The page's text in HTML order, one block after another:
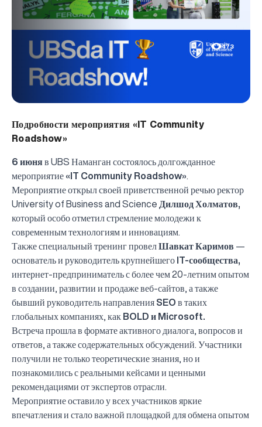
473
Подробности мероприятия «IT Community
Roadshow»
6 июняв UBS Наманган состоялось долгожданное
мероприятие «IT Community Roadshow»
Мероприятие открыл своей приветственной речью ректор
University of Business and Science Дилшод Холматов,
который особо отметил стремление молодежи к
современным технологиям и инновациям.
Также специальный тренинг провелШавкат Каримов —
основатель и руководитель крупнейшего IT-сообщества,
интернет-предприниматель с более чем 20-летним опытом
в создании, развитии и продаже веб-сайтов, а также
бывший руководитель направления SEO в таких
глобальных компаниях, как BOLD и Microsoft.
Встреча прошла в формате активного диалога, вопросов и
ответов, а также содержательных обсуждений. Участники
получили не только теоретические знания, но и
познакомились с реальными кейсами и ценными
рекомендациями от экспертов отрасли.
Мероприятие оставило у всех участников яркие
впечатления и стало важной площадкой для обмена опытом
UBS professori "Yangi O‘zbekiston yosh olimlari"
Вышел новый номер нашей любимой газеты «UBS
Преподаватели UBS повысили квалификацию в
UBS и выпускники университета удостоены наград
Inson kapitaliga yo‘naltirilgan investitsiya — Yangi